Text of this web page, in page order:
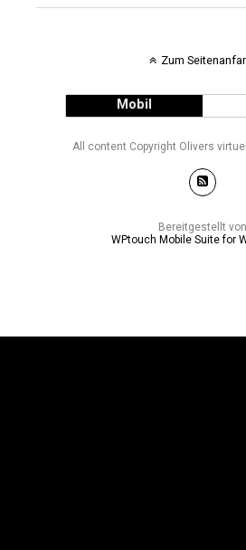
Zum
Mobil
All content Copyright Olivers
Bereitgestellt von
WPtouch Mobile Suite for